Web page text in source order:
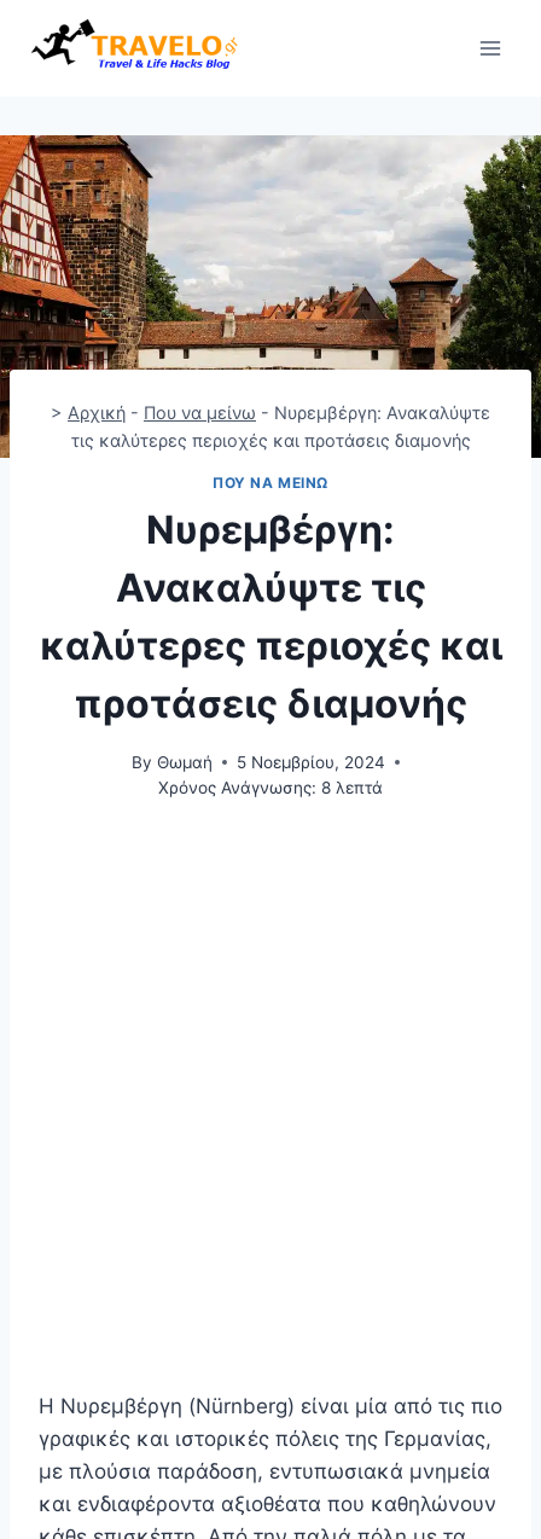
> Αρχική - Που να μείνω - Νυρεμβέργη: Ανακαλύψτε
τις καλύτερες περιοχές και προτάσεις διαμονής
ΠΟΥ ΝΑ ΜΕΊΝΩ
Νυρεμβέργη:
Ανακαλύψτε τις
καλύτερες περιοχές και
προτάσεις διαμονής
By Θωμαή
5 Νοεμβρίου, 2024
Χρόνος Ανάγνωσης: 8 λεπτά
Η Νυρεμβέργη (Nürnberg) είναι μία από τις πιο
γραφικές και ιστορικές πόλεις της Γερμανίας,
με πλούσια παράδοση, εντυπωσιακά μνημεία
και ενδιαφέροντα αξιοθέατα που καθηλώνουν